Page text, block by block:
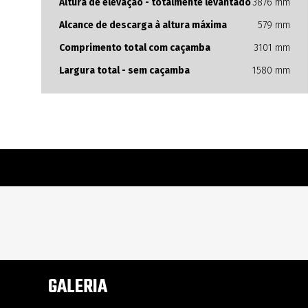
Altura de elevação - totalmente levantado3876 mm
Alcance de descarga à altura máxima
579 mm
Comprimento total com caçamba
3101 mm
Largura total - sem caçamba
1580 mm
GALERIA